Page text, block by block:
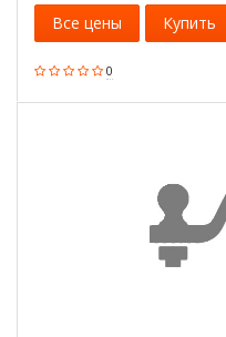
0
Все цены Купить